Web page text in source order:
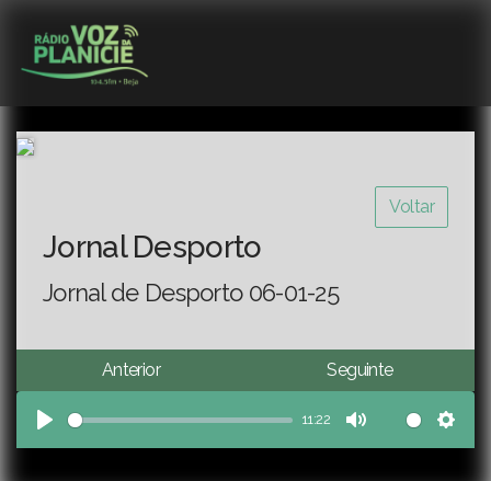
Voltar
Jornal Desporto
Jornal de Desporto 06-01-25
Anterior Seguinte
Play
11:22
Mute